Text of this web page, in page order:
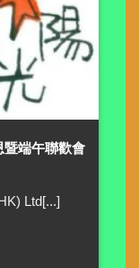
端午聯歡會
Ltd[...]